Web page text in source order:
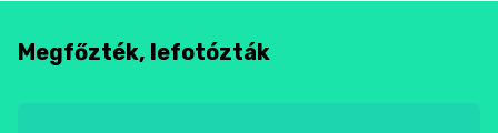
Megfőzték, lefotózták